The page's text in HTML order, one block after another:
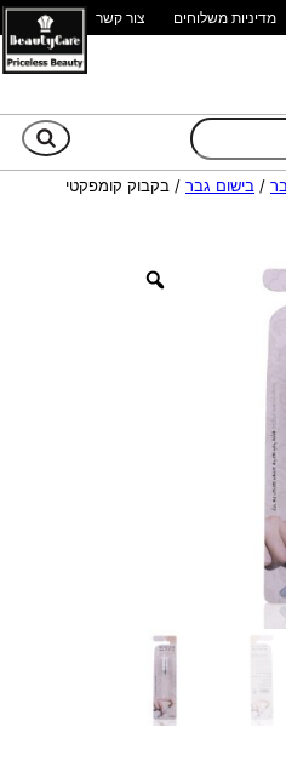
מדיניות משלוחים צור קשר
/ בישום גבר / בקבוק קומפקטי